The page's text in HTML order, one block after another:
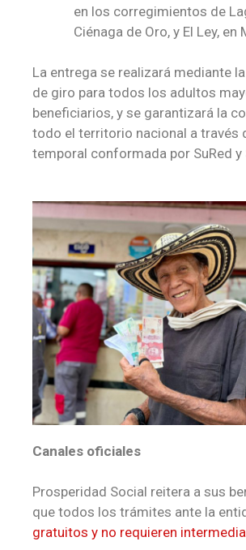
en los corregimientos de
Ciénaga de Oro, y El Ley, en
La entrega se realizará mediante
de giro para todos los adultos
beneficiarios, y se garantizará la
todo el territorio nacional a través
temporal conformada por SuRed y
Canales oficiales
Prosperidad Social reitera a sus
que todos los trámites ante la
gratuitos y no requieren